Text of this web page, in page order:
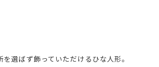
選ばず飾っていただけるひな人形。